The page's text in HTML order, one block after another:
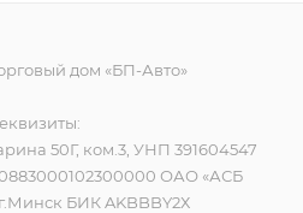
дом «БП-Авто»
50Г, ком.3, УНП 391604547
ОАО «АСБ
БИК AKBBBY2Х